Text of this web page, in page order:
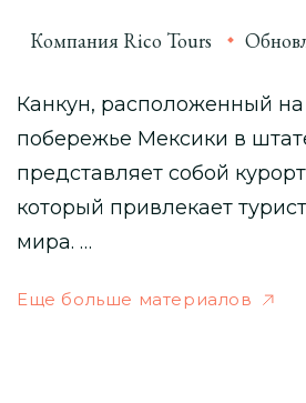
Компания Rico Tours
Канкун, расположенный на
побережье Мексики в
представляет собой
который привлекает
мира. …
Еще больше материалов